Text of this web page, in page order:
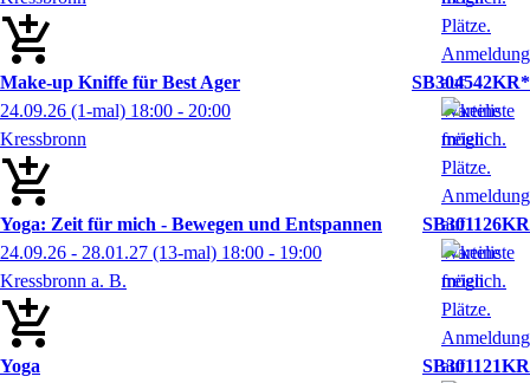
Make-up Kniffe für Best Ager
SB304542KR*
24.09.26 (1-mal) 18:00 - 20:00
Kressbronn
Yoga: Zeit für mich - Bewegen und Entspannen
SB301126KR
24.09.26 - 28.01.27 (13-mal) 18:00 - 19:00
Kressbronn a. B.
Yoga
SB301121KR